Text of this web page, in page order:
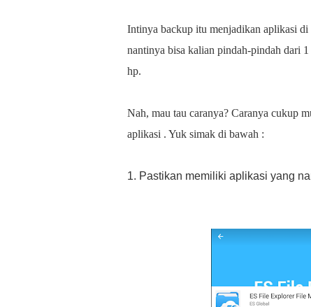
Intinya backup itu menjadikan aplikasi
nantinya bisa kalian pindah-pindah dari
hp.
Nah, mau tau caranya? Caranya cukup
aplikasi . Yuk simak di bawah :
1. Pastikan memiliki aplikasi yang